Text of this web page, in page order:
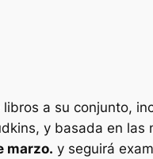
a su conjunto,
y basada en las
marzo. y seguirá